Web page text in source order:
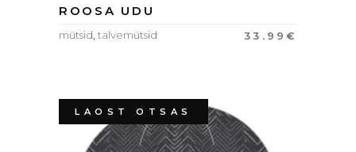
ROOSA UDU
33.99 €
mütsid talvemütsid
LAOST OTSAS